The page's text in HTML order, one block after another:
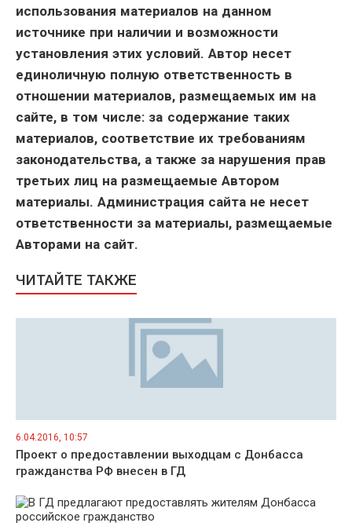
использования материалов на данном
источнике при наличии и возможности
установления этих условий. Автор несет
единоличную полную ответственность в
отношении материалов, размещаемых им на
сайте, в том числе: за содержание таких
материалов, соответствие их требованиям
законодательства, а также за нарушения прав
третьих лиц на размещаемые Автором
материалы. Администрация сайта не несет
ответственности за материалы, размещаемые
Авторами на сайт.
ЧИТАЙТЕ ТАКЖЕ
6.04.2016, 10:57
Проект о предоставлении выходцам с Донбасса
гражданства РФ внесен в ГД